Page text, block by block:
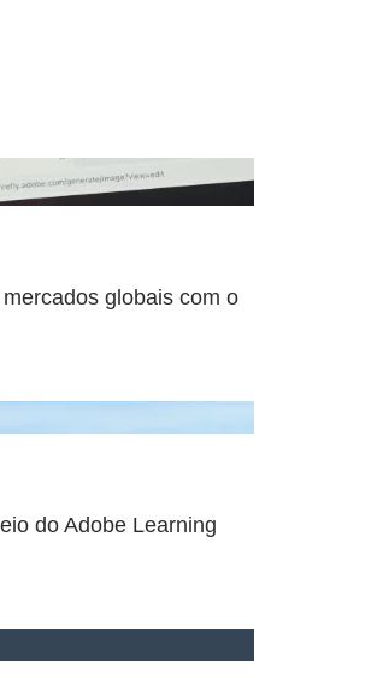
globais com o
do Adobe Learning